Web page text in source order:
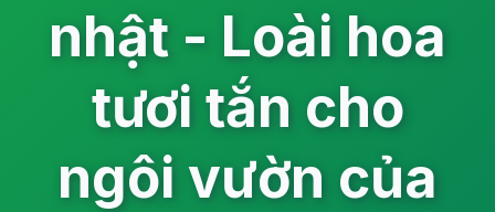
nhật - Loài hoa
tươi tắn cho
ngôi vườn của